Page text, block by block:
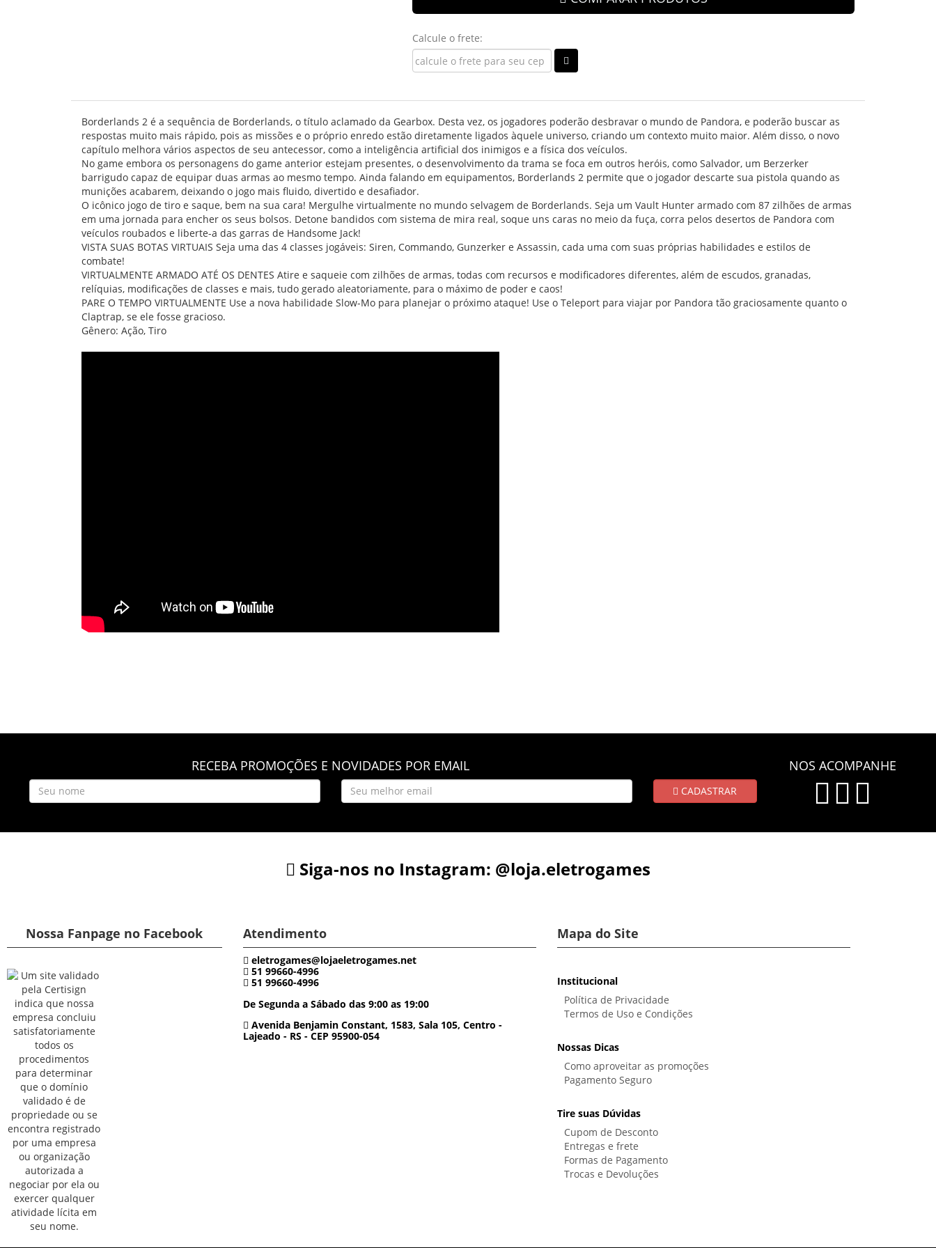
Calcule o frete:
Borderlands 2 é a sequência de Borderlands, o título aclamado da Gearbox. Desta vez, os jogadores poderão desbravar o mundo de Pandora, e poderão buscar as
respostas muito mais rápido, pois as missões e o próprio enredo estão diretamente ligados àquele universo, criando um contexto muito maior. Além disso, o novo
capítulo melhora vários aspectos de seu antecessor, como a inteligência artificial dos inimigos e a física dos veículos.
No game embora os personagens do game anterior estejam presentes, o desenvolvimento da trama se foca em outros heróis, como Salvador, um Berzerker
barrigudo capaz de equipar duas armas ao mesmo tempo. Ainda falando em equipamentos, Borderlands 2 permite que o jogador descarte sua pistola quando as
munições acabarem, deixando o jogo mais fluido, divertido e desafiador.
O icônico jogo de tiro e saque, bem na sua cara! Mergulhe virtualmente no mundo selvagem de Borderlands. Seja um Vault Hunter armado com 87 zilhões de armas
em uma jornada para encher os seus bolsos. Detone bandidos com sistema de mira real, soque uns caras no meio da fuça, corra pelos desertos de Pandora com
veículos roubados e liberte-a das garras de Handsome Jack!
VISTA SUAS BOTAS VIRTUAIS Seja uma das 4 classes jogáveis: Siren, Commando, Gunzerker e Assassin, cada uma com suas próprias habilidades e estilos de
combate!
VIRTUALMENTE ARMADO ATÉ OS DENTES Atire e saqueie com zilhões de armas, todas com recursos e modificadores diferentes, além de escudos, granadas,
relíquias, modificações de classes e mais, tudo gerado aleatoriamente, para o máximo de poder e caos!
PARE O TEMPO VIRTUALMENTE Use a nova habilidade Slow-Mo para planejar o próximo ataque! Use o Teleport para viajar por Pandora tão graciosamente quanto o
Claptrap, se ele fosse gracioso.
Gênero: Ação, Tiro
RECEBA PROMOÇÕES E NOVIDADES POR EMAIL
CADASTRAR
NOS ACOMPANHE
Siga-nos no Instagram: @loja.eletrogames
Nossa Fanpage no Facebook Atendimento
eletrogames@lojaeletrogames.net
51 99660-4996
51 99660-4996
De Segunda a Sábado das 9:00 as 19:00
Avenida Benjamin Constant, 1583, Sala 105, Centro -
Lajeado - RS - CEP 95900-054
Mapa do Site
Institucional
Política de Privacidade
Termos de Uso e Condições
Nossas Dicas
Como aproveitar as promoções
Pagamento Seguro
Tire suas Dúvidas
Cupom de Desconto
Entregas e frete
Formas de Pagamento
Trocas e Devoluções